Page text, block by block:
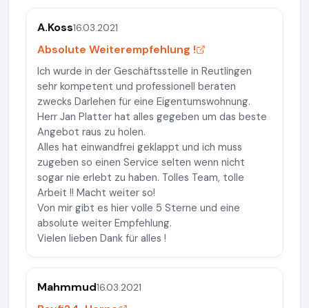
A.Koss16.03.2021
Absolute Weiterempfehlung !
Ich wurde in der Geschäftsstelle in Reutlingen
sehr kompetent und professionell beraten
zwecks Darlehen für eine Eigentumswohnung.
Herr Jan Platter hat alles gegeben um das beste
Angebot raus zu holen.
Alles hat einwandfrei geklappt und ich muss
zugeben so einen Service selten wenn nicht
sogar nie erlebt zu haben. Tolles Team, tolle
Arbeit !! Macht weiter so!
Von mir gibt es hier volle 5 Sterne und eine
absolute weiter Empfehlung.
Vielen lieben Dank für alles !
Mahmmud16.03.2021